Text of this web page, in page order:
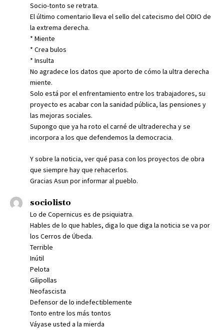
Socio-tonto se retrata.
El último comentario lleva el sello del catecismo del ODIO de
la extrema derecha.
* Miente
* Crea bulos
* Insulta
No agradece los datos que aporto de cómo la ultra derecha
miente.
Solo está por el enfrentamiento entre los trabajadores, su
proyecto es acabar con la sanidad pública, las pensiones y
las mejoras sociales.
Supongo que ya ha roto el carné de ultraderecha y se
incorpora a los que defendemos la democracia.
Y sobre la noticia, ver qué pasa con los proyectos de obra
que siempre hay que rehacerlos.
Gracias Asun por informar al pueblo.
sociolisto
Lo de Copernicus es de psiquiatra.
Hables de lo que hables, diga lo que diga la noticia se va por
los Cerros de Úbeda.
Terrible
Inútil
Pelota
Gilipollas
Neofascista
Defensor de lo indefectiblemente
Tonto entre los más tontos
Váyase usted a la mierda